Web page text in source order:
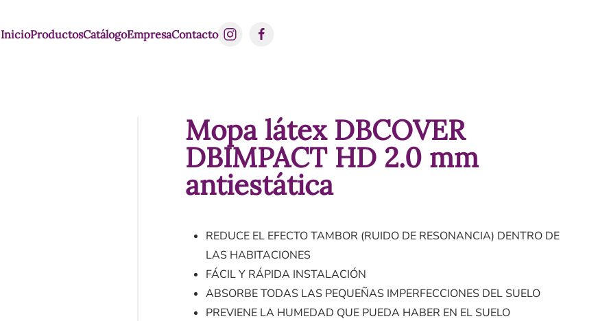
InicioProductosCatálogoEmpresaContacto
Mopa látex DBCOVER
DBIMPACT HD 2.0 mm
antiestática
REDUCE EL EFECTO TAMBOR (RUIDO DE RESONANCIA) DENTRO DE
LAS HABITACIONES
FÁCIL Y RÁPIDA INSTALACIÓN
ABSORBE TODAS LAS PEQUEÑAS IMPERFECCIONES DEL SUELO
PREVIENE LA HUMEDAD QUE PUEDA HABER EN EL SUELO